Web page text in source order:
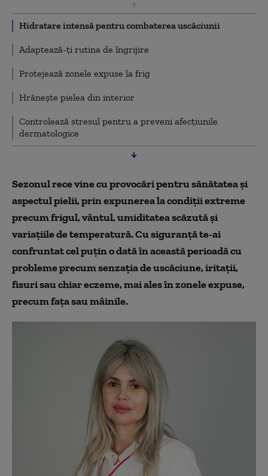
Hidratare intensă pentru combaterea uscăciunii
Adaptează-ți rutina de îngrijire
Protejează zonele expuse la frig
Hrănește pielea din interior
Controlează stresul pentru a preveni afecțiunile
dermatologice
Sezonul rece vine cu provocări pentru sănătatea și
aspectul pielii, prin expunerea la condiții extreme
precum frigul, vântul, umiditatea scăzută și
variațiile de temperatură. Cu siguranță te-ai
confruntat cel puțin o dată în această perioadă cu
probleme precum senzația de uscăciune, iritații,
fisuri sau chiar eczeme, mai ales în zonele expuse,
precum fața sau mâinile.